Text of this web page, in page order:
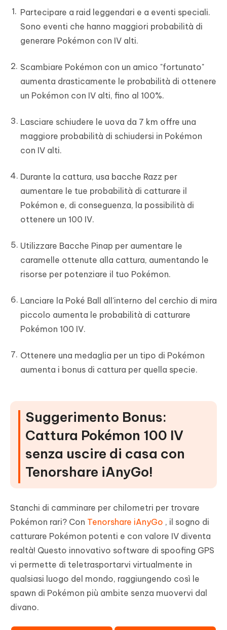
Partecipare a raid leggendari e a eventi speciali.
Sono eventi che hanno maggiori probabilità di
generare Pokémon con IV alti.
Scambiare Pokémon con un amico "fortunato"
aumenta drasticamente le probabilità di ottenere
un Pokémon con IV alti, fino al 100%.
Lasciare schiudere le uova da 7 km offre una
maggiore probabilità di schiudersi in Pokémon
con IV alti.
Durante la cattura, usa bacche Razz per
aumentare le tue probabilità di catturare il
Pokémon e, di conseguenza, la possibilità di
ottenere un 100 IV.
Utilizzare Bacche Pinap per aumentare le
caramelle ottenute alla cattura, aumentando le
risorse per potenziare il tuo Pokémon.
Lanciare la Poké Ball all'interno del cerchio di mira
piccolo aumenta le probabilità di catturare
Pokémon 100 IV.
Ottenere una medaglia per un tipo di Pokémon
aumenta i bonus di cattura per quella specie.
Suggerimento Bonus:
Cattura Pokémon 100 IV
senza uscire di casa con
Tenorshare iAnyGo!
Stanchi di camminare per chilometri per trovare
Pokémon rari? Con Tenorshare iAnyGo , il sogno di
catturare Pokémon potenti e con valore IV diventa
realtà! Questo innovativo software di spoofing GPS
vi permette di teletrasportarvi virtualmente in
qualsiasi luogo del mondo, raggiungendo così le
spawn di Pokémon più ambite senza muovervi dal
divano.